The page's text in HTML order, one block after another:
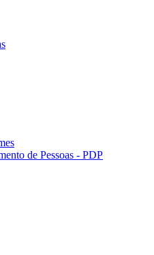
de Pessoas - PDP